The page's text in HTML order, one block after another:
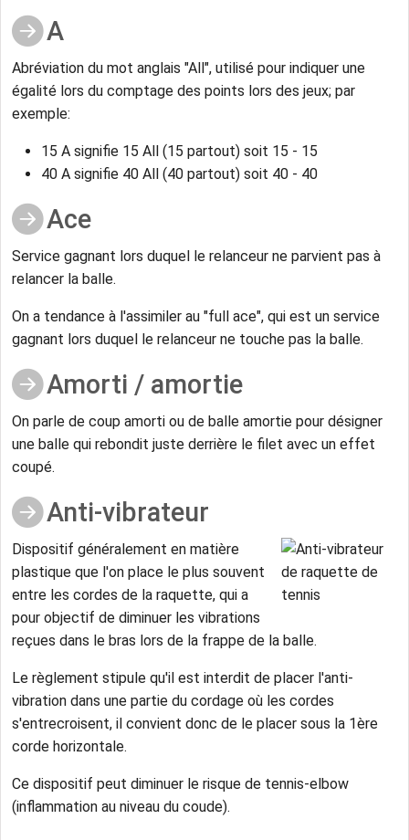
A
Abréviation du mot anglais "All", utilisé pour indiquer une
égalité lors du comptage des points lors des jeux; par
exemple:
15 A signifie 15 All (15 partout) soit 15 - 15
40 A signifie 40 All (40 partout) soit 40 - 40
Ace
Service gagnant lors duquel le relanceur ne parvient pas à
relancer la balle.
On a tendance à l'assimiler au "full ace", qui est un service
gagnant lors duquel le relanceur ne touche pas la balle.
Amorti / amortie
On parle de coup amorti ou de balle amortie pour désigner
une balle qui rebondit juste derrière le filet avec un effet
coupé.
Anti-vibrateur
Dispositif généralement en matière
plastique que l'on place le plus souvent
entre les cordes de la raquette, qui a
pour objectif de diminuer les vibrations
reçues dans le bras lors de la frappe de la balle.
Le règlement stipule qu'il est interdit de placer l'anti-
vibration dans une partie du cordage où les cordes
s'entrecroisent, il convient donc de le placer sous la 1ère
corde horizontale.
Ce dispositif peut diminuer le risque de tennis-elbow
(inflammation au niveau du coude).